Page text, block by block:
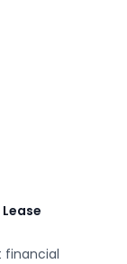
financial